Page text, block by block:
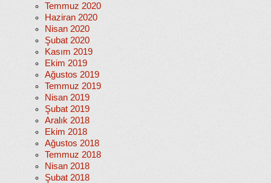
Temmuz 2020
Haziran 2020
Nisan 2020
Şubat 2020
Kasım 2019
Ekim 2019
Ağustos 2019
Temmuz 2019
Nisan 2019
Şubat 2019
Aralık 2018
Ekim 2018
Ağustos 2018
Temmuz 2018
Nisan 2018
Şubat 2018